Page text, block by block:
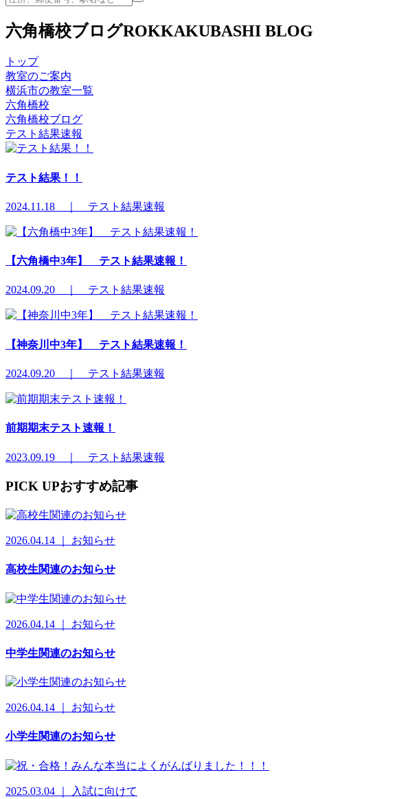
六角橋校ブログROKKAKUBASHI BLOG
トップ
教室のご案内
横浜市の教室一覧
六角橋校
六角橋校ブログ
テスト結果速報
テスト結果！！
2024.11.18 ｜ テスト結果速報
【六角橋中3年】 テスト結果速報！
2024.09.20 ｜ テスト結果速報
【神奈川中3年】 テスト結果速報！
2024.09.20 ｜ テスト結果速報
前期期末テスト速報！
2023.09.19 ｜ テスト結果速報
PICK UPおすすめ記事
2026.04.14 ｜ お知らせ
高校生関連のお知らせ
2026.04.14 ｜ お知らせ
中学生関連のお知らせ
2026.04.14 ｜ お知らせ
小学生関連のお知らせ
2025.03.04 ｜ 入試に向けて